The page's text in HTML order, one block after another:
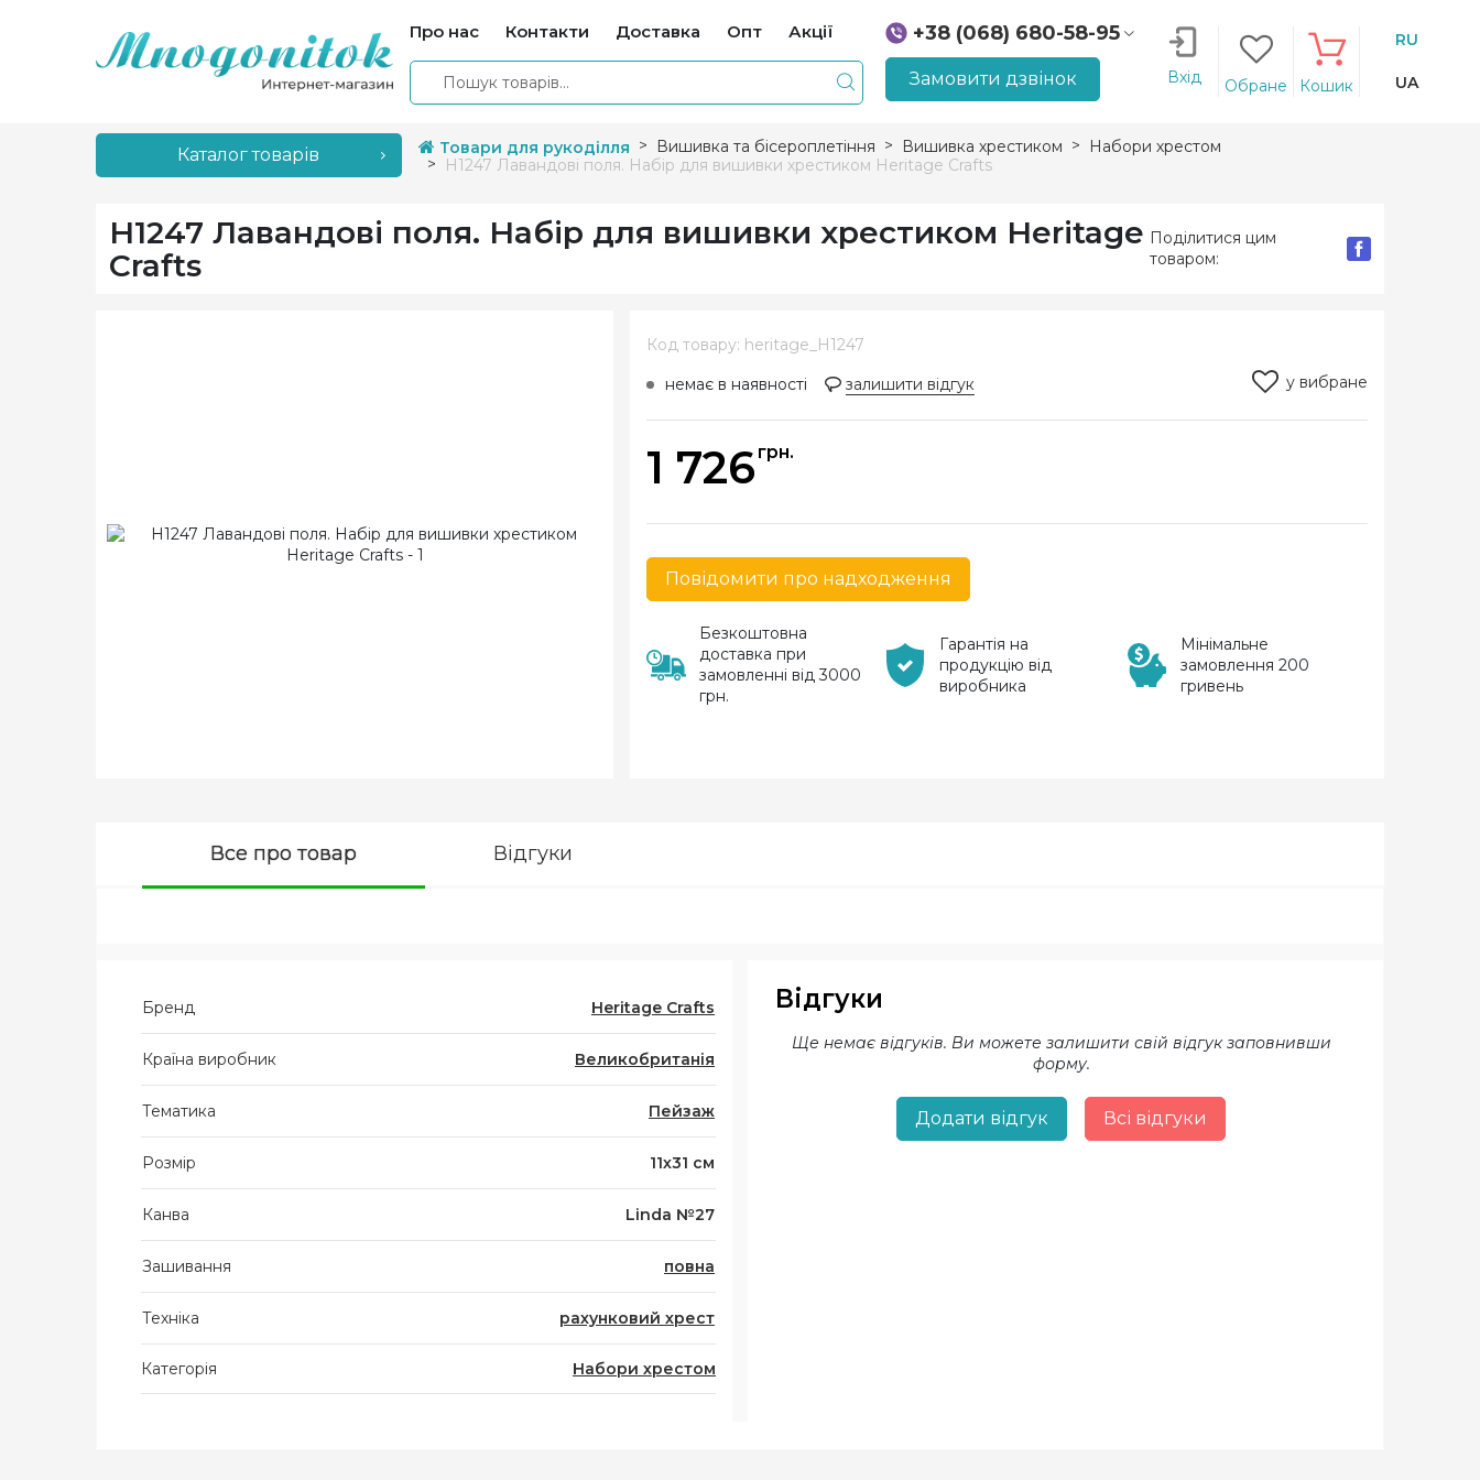
Про нас Контакти Доставка Опт Акції
+38 (068) 680-58-95
+38 (066) 207-14-90
Замовити дзвінок Вхід Обране Кошик
RU
UA
Каталог товарів Товари для рукоділля Вишивка та бісероплетіння Вишивка хрестиком
Набори хрестом
H1247 Лавандові поля. Набір для вишивки хрестиком Heritage Crafts
H1247 Лавандові поля. Набір для вишивки хрестиком Heritage
Crafts
Поділитися цим
товаром:
Код товару: heritage_H1247
немає в наявності
залишити відгук у вибране
1 726 грн.
Повідомити про надходження
Безкоштовна
доставка при
замовленні від 3000
грн.
Гарантія на
продукцію від
виробника
Мінімальне
замовлення 200
гривень
Все про товар Відгуки
Бренд Heritage Crafts
Країна виробник Великобританія
Тематика Пейзаж
Розмір 11х31 см
Канва Linda №27
Зашивання повна
Техніка рахунковий хрест
Категорія Набори хрестом
Відгуки
Ще немає відгуків. Ви можете залишити свій відгук заповнивши
форму.
Додати відгук Всі відгуки